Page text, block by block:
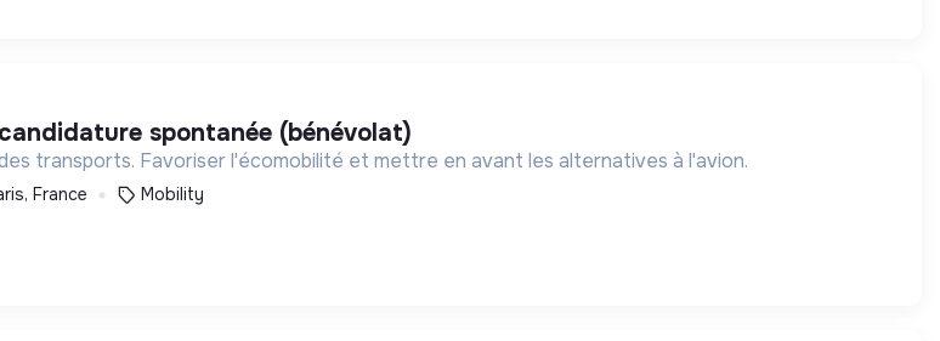
spontanée (bénévolat)
transports. Favoriser l'écomobilité et mettre en avant les alternatives à l'avion.
France Mobility